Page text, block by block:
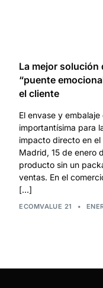
La mejor solución
“puente
el cliente
El envase y
importantísima para
impacto directo en
Madrid, 15 de enero
producto sin un
ventas. En el
[…]
ECOMVALUE 21 •